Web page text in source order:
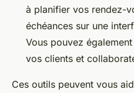
à planifier vos rendez-
échéances sur une
Vous pouvez
vos clients et
Ces outils peuvent vous